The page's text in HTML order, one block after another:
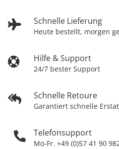
Schnelle Lieferung
Heute bestellt, morgen
Hilfe & Support
24/7 bester Support
Schnelle Retoure
Garantiert schnelle
Telefonsupport
Mo-Fr. +49 (0)57 41 90